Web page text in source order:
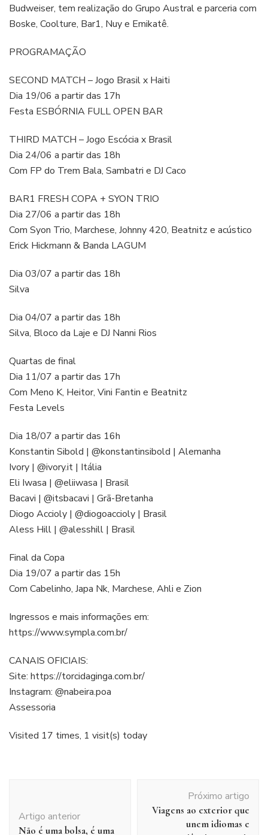
Budweiser, tem realização do Grupo Austral e parceria com
Boske, Coolture, Bar1, Nuy e Emikatê.
PROGRAMAÇÃO
SECOND MATCH – Jogo Brasil x Haiti
Dia 19/06 a partir das 17h
Festa ESBÓRNIA FULL OPEN BAR
THIRD MATCH – Jogo Escócia x Brasil
Dia 24/06 a partir das 18h
Com FP do Trem Bala, Sambatri e DJ Caco
BAR1 FRESH COPA + SYON TRIO
Dia 27/06 a partir das 18h
Com Syon Trio, Marchese, Johnny 420, Beatnitz e acústico
Erick Hickmann & Banda LAGUM
Dia 03/07 a partir das 18h
Silva
Dia 04/07 a partir das 18h
Silva, Bloco da Laje e DJ Nanni Rios
Quartas de final
Dia 11/07 a partir das 17h
Com Meno K, Heitor, Vini Fantin e Beatnitz
Festa Levels
Dia 18/07 a partir das 16h
Konstantin Sibold | @konstantinsibold | Alemanha
Ivory | @ivory.it | Itália
Eli Iwasa | @eliiwasa | Brasil
Bacavi | @itsbacavi | Grã-Bretanha
Diogo Accioly | @diogoaccioly | Brasil
Aless Hill | @alesshill | Brasil
Final da Copa
Dia 19/07 a partir das 15h
Com Cabelinho, Japa Nk, Marchese, Ahli e Zion
Ingressos e mais informações em:
https://www.sympla.com.br/
CANAIS OFICIAIS:
Site: https://torcidaginga.com.br/
Instagram: @nabeira.poa
Assessoria
Visited 17 times, 1 visit(s) today
post
Artigo anterior
Não é uma bolsa, é uma
Próximo artigo
Viagens ao exterior que
unem idiomas e